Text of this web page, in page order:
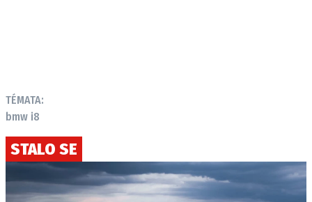
TÉMATA:
bmw i8
STALO SE